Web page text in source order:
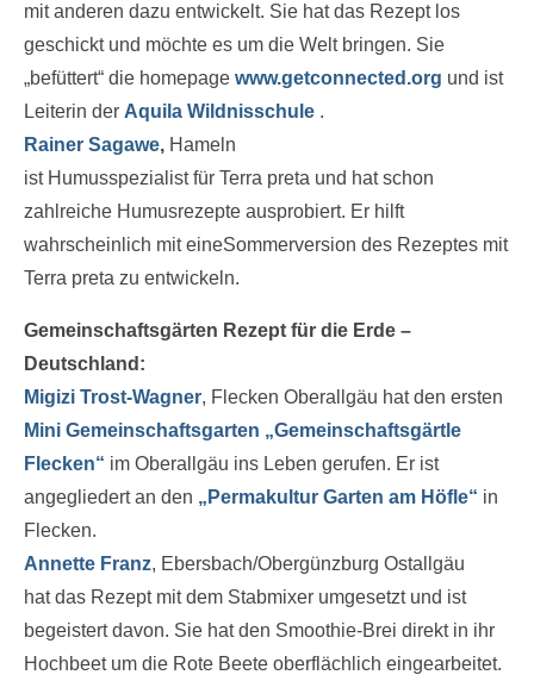
mit anderen dazu entwickelt. Sie hat das Rezept los
geschickt und möchte es um die Welt bringen. Sie
„befüttert“ die homepage www.getconnected.org und ist
Leiterin der Aquila Wildnisschule .
Rainer Sagawe, Hameln
ist Humusspezialist für Terra preta und hat schon
zahlreiche Humusrezepte ausprobiert. Er hilft
wahrscheinlich mit eineSommerversion des Rezeptes mit
Terra preta zu entwickeln.
Gemeinschaftsgärten Rezept für die Erde –
Deutschland:
Migizi Trost-Wagner, Flecken Oberallgäu hat den ersten
Mini Gemeinschaftsgarten „Gemeinschaftsgärtle
Flecken“ im Oberallgäu ins Leben gerufen. Er ist
angegliedert an den „Permakultur Garten am Höfle“ in
Flecken.
Annette Franz, Ebersbach/Obergünzburg Ostallgäu
hat das Rezept mit dem Stabmixer umgesetzt und ist
begeistert davon. Sie hat den Smoothie-Brei direkt in ihr
Hochbeet um die Rote Beete oberflächlich eingearbeitet.